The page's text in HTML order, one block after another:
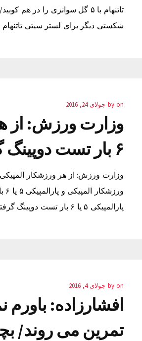
شکستی دیگر برای لستر سیتی تاتنهام با ۵ گل سوانزی را در هم کوبید/ شکستی دیگر برای لستر
by on جولای 24, 2016
۶ بار تست دوپینگ گرفته شده است
پارالمپیکی ۵ یا ۶ بار تست دوپینگ گرفته شده است خرید بک لینک قوی…
by on جولای 4, 2016
تمرین می روند/